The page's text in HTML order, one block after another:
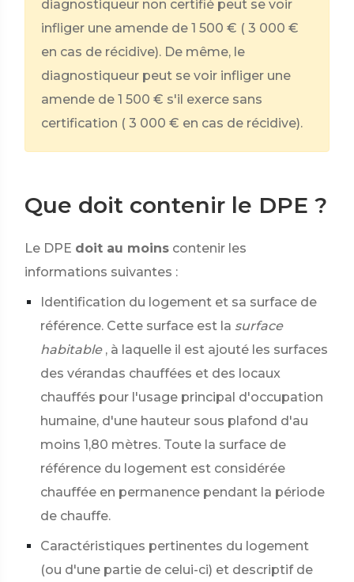
diagnostiqueur non certifié peut se voir
infliger une amende de 1 500 € ( 3 000 €
en cas de récidive). De même, le
diagnostiqueur peut se voir infliger une
amende de 1 500 € s'il exerce sans
certification ( 3 000 € en cas de récidive).
Que doit contenir le DPE ?
Le DPE doit au moins contenir les
informations suivantes :
Identification du logement et sa surface de
référence. Cette surface est la surface
habitable , à laquelle il est ajouté les surfaces
des vérandas chauffées et des locaux
chauffés pour l'usage principal d'occupation
humaine, d'une hauteur sous plafond d'au
moins 1,80 mètres. Toute la surface de
référence du logement est considérée
chauffée en permanence pendant la période
de chauffe.
Caractéristiques pertinentes du logement
(ou d'une partie de celui-ci) et descriptif de